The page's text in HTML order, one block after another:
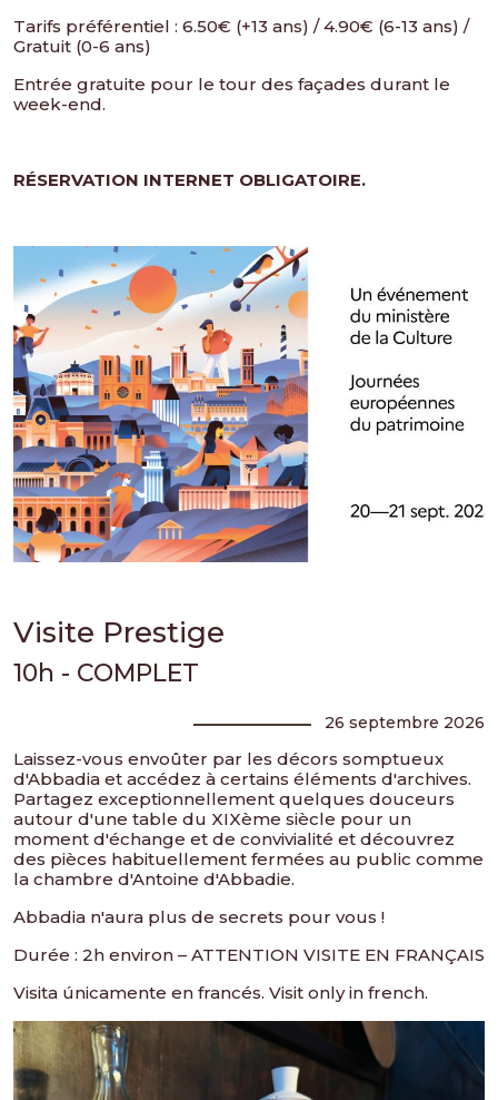
Tarifs préférentiel : 6.50€ (+13 ans) / 4.90€ (6-13 ans) /
Gratuit (0-6 ans)
Entrée gratuite pour le tour des façades durant le
week-end.
RÉSERVATION INTERNET OBLIGATOIRE.
Visite Prestige
26 septembre 2026
10h - COMPLET
Laissez-vous envoûter par les décors somptueux
d'Abbadia et accédez à certains éléments d'archives.
Partagez exceptionnellement quelques douceurs
autour d'une table du XIXème siècle pour un
moment d'échange et de convivialité et découvrez
des pièces habituellement fermées au public comme
la chambre d'Antoine d'Abbadie.
Abbadia n'aura plus de secrets pour vous !
Durée : 2h environ – ATTENTION VISITE EN FRANÇAIS
Visita únicamente en francés. Visit only in french.